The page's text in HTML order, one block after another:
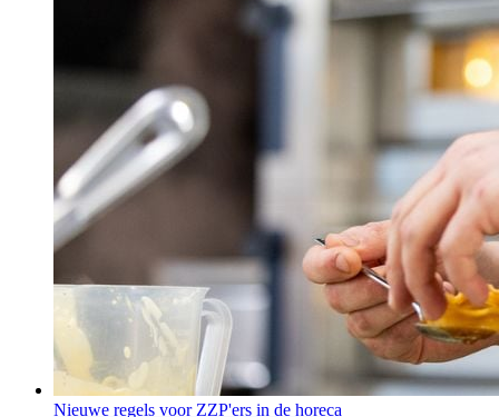
Nieuwe regels voor ZZP'ers in de horeca